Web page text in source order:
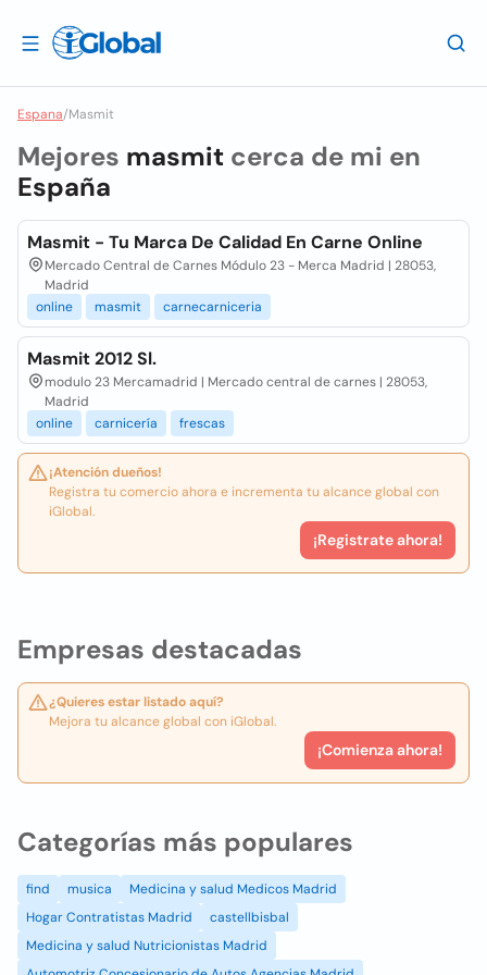
Espana/Masmit
Empresas destacadas
¿Quieres estar listado aquí?
Mejora tu alcance global con iGlobal.
¡Comienza ahora!
Mejores masmit cerca de mi en
España
Masmit - Tu Marca De Calidad En Carne Online
Mercado Central de Carnes Módulo 23 - Merca Madrid | 28053,
Madrid
online
masmit carnecarniceria
Masmit 2012 Sl.
modulo 23 Mercamadrid | Mercado central de carnes | 28053,
Madrid
online
carnicería frescas
¡Atención dueños!
Registra tu comercio ahora e incrementa tu alcance global con
iGlobal.
¡Registrate ahora!
Categorías más populares
find musica
Medicina y salud Medicos Madrid
Hogar Contratistas Madrid
castellbisbal
Medicina y salud Nutricionistas Madrid